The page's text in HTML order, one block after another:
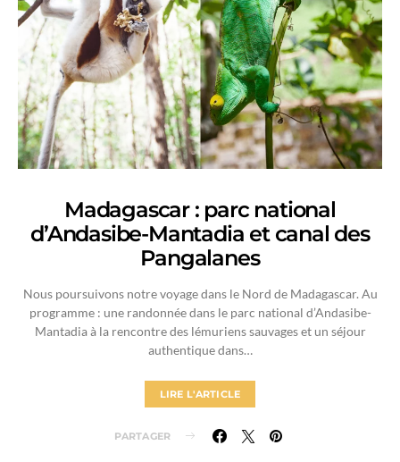
Madagascar : parc national
d’Andasibe-Mantadia et canal des
Pangalanes
Nous poursuivons notre voyage dans le Nord de Madagascar. Au
programme : une randonnée dans le parc national d’Andasibe-
Mantadia à la rencontre des lémuriens sauvages et un séjour
authentique dans…
LIRE L'ARTICLE
PARTAGER